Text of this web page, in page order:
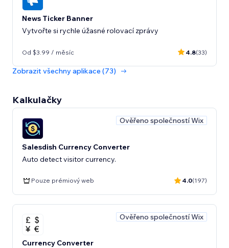
News Ticker Banner
Vytvořte si rychle úžasné rolovací zprávy
Od $3.99 / měsíc 4.8(33)
Zobrazit všechny aplikace (73)
Kalkulačky
Ověřeno společností Wix
Salesdish Currency Converter
Auto detect visitor currency.
Pouze prémiový web 4.0(197)
Ověřeno společností Wix
Currency Converter